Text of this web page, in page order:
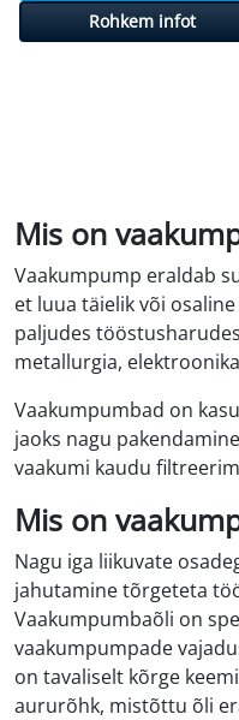
Rohkem infot
Mis on
Vaakumpump eraldab
et luua täielik või
paljudes
metallurgia,
Vaakumpumbad on
jaoks nagu
vaakumi kaudu
Mis on
Nagu iga liikuvate
jahutamine tõrgeteta
Vaakumpumbaõli on
vaakumpumpade
on tavaliselt kõrge
aururõhk, mistõttu õli